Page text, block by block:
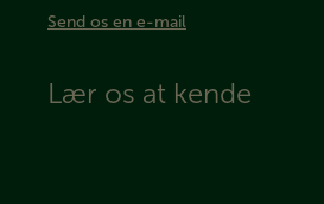
Send os en e-mail
Lær os at kende